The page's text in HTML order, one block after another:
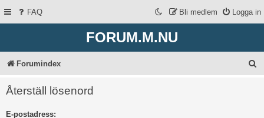
FAQ Logga in
Bli medlem
FORUM.M.NU
Forumindex
Återställ lösenord
E-postadress: